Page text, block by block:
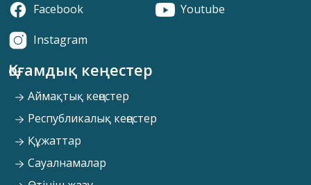
Facebook
Youtube
Instagram
Қоғамдық кеңестер
Аймақтық кеңестер
Республикалық кеңестер
Құжаттар
Сауалнамалар